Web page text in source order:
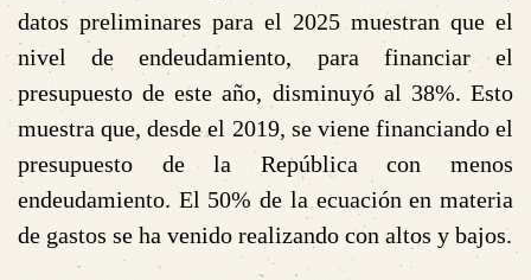
datos preliminares para el 2025 muestran que el
nivel de endeudamiento, para financiar el
presupuesto de este año, disminuyó al 38%. Esto
muestra que, desde el 2019, se viene financiando el
presupuesto de la República con menos
endeudamiento. El 50% de la ecuación en materia
de gastos se ha venido realizando con altos y bajos.